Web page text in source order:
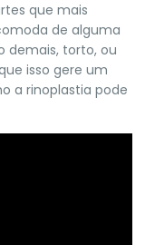
que mais
de alguma
demais, torto, ou
isso gere um
a rinoplastia pode